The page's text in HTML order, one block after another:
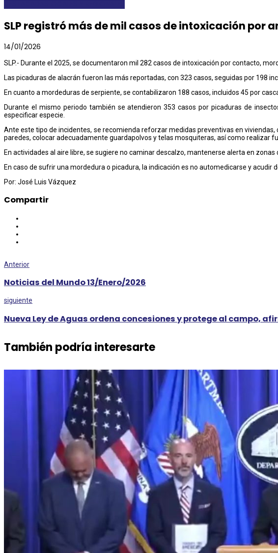
SLP registró más de mil casos de intoxicación por
14/01/2026
SLP.- Durante el 2025, se documentaron mil 282 casos de intoxicación por contacto,
Las picaduras de alacrán fueron las más reportadas, con 323 casos, seguidas por 198
En cuanto a mordeduras de serpiente, se contabilizaron 188 casos, incluidos 45 por
Durante el mismo periodo también se atendieron 353 casos por picaduras de
especificar especie.
Ante este tipo de incidentes, se recomienda reforzar medidas preventivas en
paredes, colocar adecuadamente guardapolvos y telas mosquiteras, así como realizar
En actividades al aire libre, se sugiere no caminar descalzo, mantenerse alerta en
En caso de sufrir una mordedura o picadura, la indicación es no automedicarse y
Por: José Luis Vázquez
Compartir
Anterior
Noticias del Mundo 13/Enero/2026
siguiente
Nueva Ley de Aguas ordena concesiones y protege al campo,
También podría interesarte